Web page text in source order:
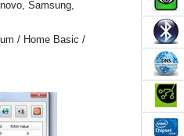
Samsung,
/ Home Basic /